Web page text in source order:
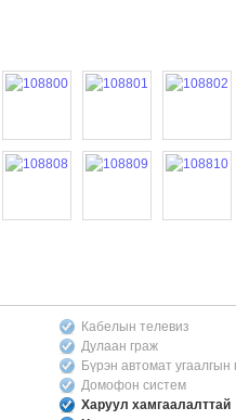
Кабелын телевиз
Дулаан граж
Бүрэн автомат
Домофон систем
Харуул хамгаалалттай